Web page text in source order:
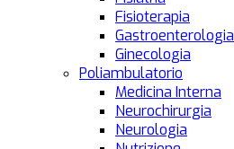
Fisioterapia
Gastroenterologia
Ginecologia
Poliambulatorio
Medicina Interna
Neurochirurgia
Neurologia